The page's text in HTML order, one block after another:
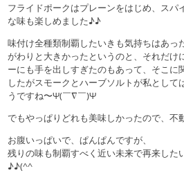
フライドポークはプレーンをはじめ、スパ
な味も楽しめました♪♪
味付け全種類制覇したいきも気持ちはあっ
がわりと大きかったというのと、それだけ
ーにも手を出しすぎたのもあって、そこに
したがスモークとハーブソルトが私として
うですね〜Ψ(￣∇￣)Ψ
でもやっぱりどれも美味しかったので、不
お腹いっぱいで、ぱんぱんですが、
残りの味も制覇すべく近い未来で再来した
♪♪(^^ゞ